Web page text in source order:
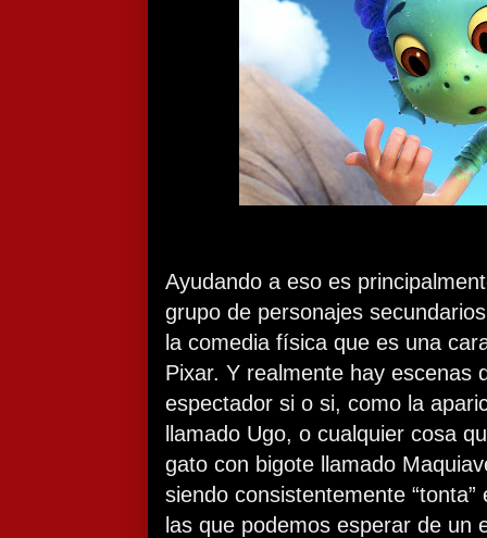
Ayudando a eso es
grupo de personajes
la comedia física que es una
Pixar. Y realmente hay escenas
espectador si o si, como la
llamado Ugo, o cualquier cosa
gato con bigote llamado
siendo consistentemente
las que podemos esperar de un